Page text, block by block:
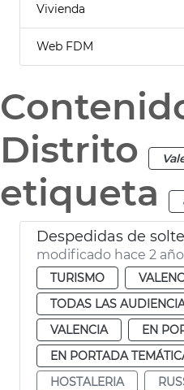
Vivienda
Web FDM
Distrito
etiqueta
Despedidas de
modificado hace 2
TURISMO
TODAS LAS
VALENCIA
EN
EN PORTADA
HOSTALERIA